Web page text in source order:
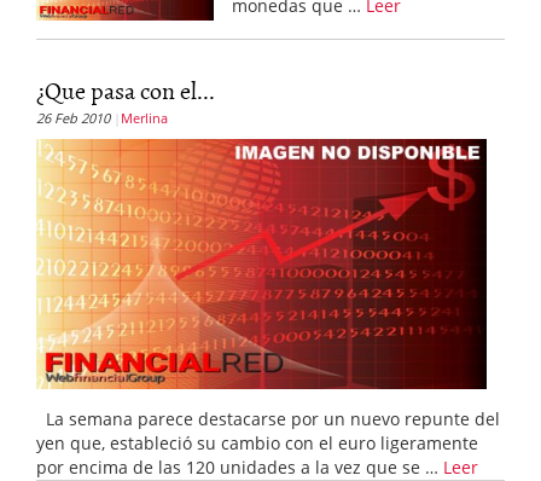
monedas que … Leer
¿Que pasa con el...
26 Feb 2010 Merlina
La semana parece destacarse por un nuevo repunte del
yen que, estableció su cambio con el euro ligeramente
por encima de las 120 unidades a la vez que se … Leer